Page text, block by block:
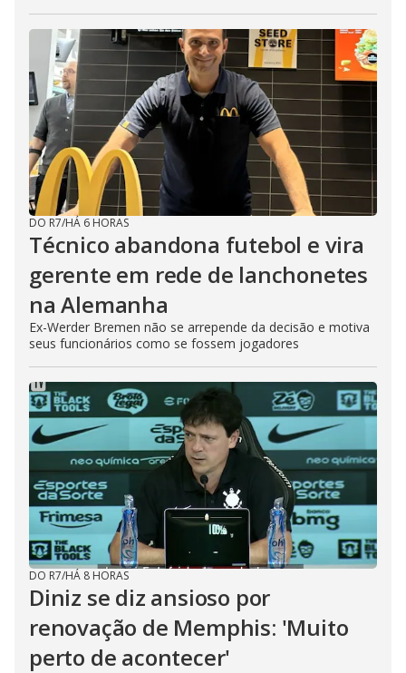
DO R7/HÁ 6 HORAS
Técnico abandona futebol e vira
gerente em rede de lanchonetes
na Alemanha
Ex-Werder Bremen não se arrepende da decisão e motiva
seus funcionários como se fossem jogadores
DO R7/HÁ 8 HORAS
Diniz se diz ansioso por
renovação de Memphis: 'Muito
perto de acontecer'